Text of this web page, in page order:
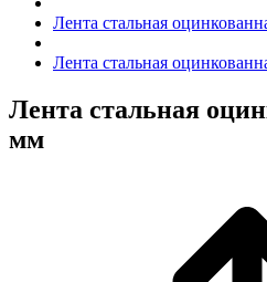
Лента стальная
Лента стальная
Лента стальная
мм